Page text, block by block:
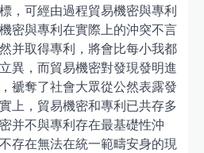
，可經由過程貿易機密與專利
密與專利在實際上的沖突不言
并取得專利，將會比每小我都
異，而貿易機密對發現發明進
褫奪了社會大眾從公然表露發
上，貿易機密和專利已共存多
并不與專利存在最基礎性沖
存在無法在統一範疇安身的現